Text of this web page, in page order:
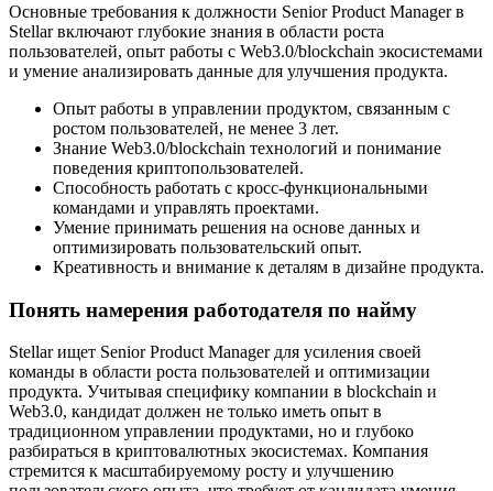
Основные требования к должности Senior Product Manager в
Stellar включают глубокие знания в области роста
пользователей, опыт работы с Web3.0/blockchain экосистемами
и умение анализировать данные для улучшения продукта.
Опыт работы в управлении продуктом, связанным с
ростом пользователей, не менее 3 лет.
Знание Web3.0/blockchain технологий и понимание
поведения криптопользователей.
Способность работать с кросс-функциональными
командами и управлять проектами.
Умение принимать решения на основе данных и
оптимизировать пользовательский опыт.
Креативность и внимание к деталям в дизайне продукта.
Понять намерения работодателя по найму
Stellar ищет Senior Product Manager для усиления своей
команды в области роста пользователей и оптимизации
продукта. Учитывая специфику компании в blockchain и
Web3.0, кандидат должен не только иметь опыт в
традиционном управлении продуктами, но и глубоко
разбираться в криптовалютных экосистемах. Компания
стремится к масштабируемому росту и улучшению